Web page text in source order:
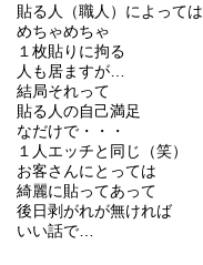
貼る人（職人）によっては
めちゃめちゃ
１枚貼りに拘る
人も居ますが…
結局それって
貼る人の自己満足
なだけで・・・
１人エッチと同じ（笑）
お客さんにとっては
綺麗に貼ってあって
後日剥がれが無ければ
いい話で…